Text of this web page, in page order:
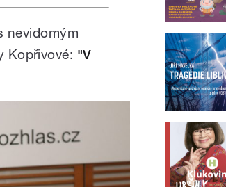
nevidomým
Kopřivové: "V